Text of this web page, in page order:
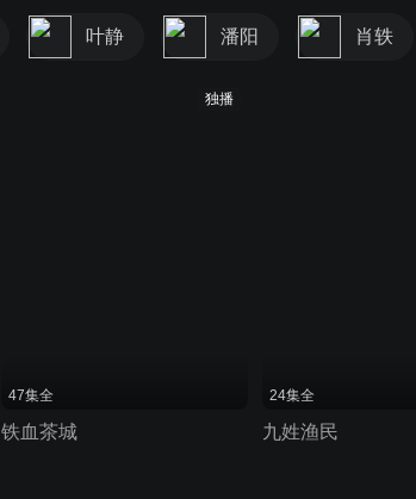
叶静 潘阳 肖轶
独播
47集全
铁血茶城
24集全
九姓渔民